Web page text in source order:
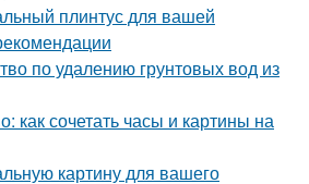
плинтус для вашей
по удалению грунтовых вод из
как сочетать часы и картины на
картину для вашего